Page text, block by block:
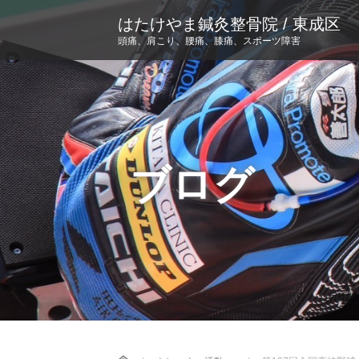
はたけやま鍼灸整骨院 / 東成区
頭痛、肩こり、腰痛、膝痛、スポーツ障害
ブログ